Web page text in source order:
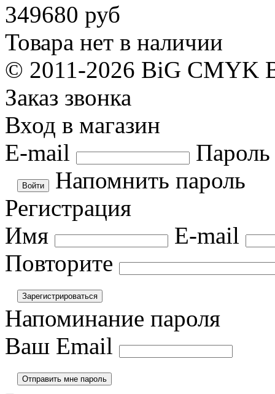
349680 руб
Товара нет в наличии
© 2011-2026 BiG CMYK
Заказ звонка
Вход в магазин
E-mail
Пароль
Напомнить пароль
Регистрация
Имя
E-mail
Повторите
Напоминание пароля
Ваш Email